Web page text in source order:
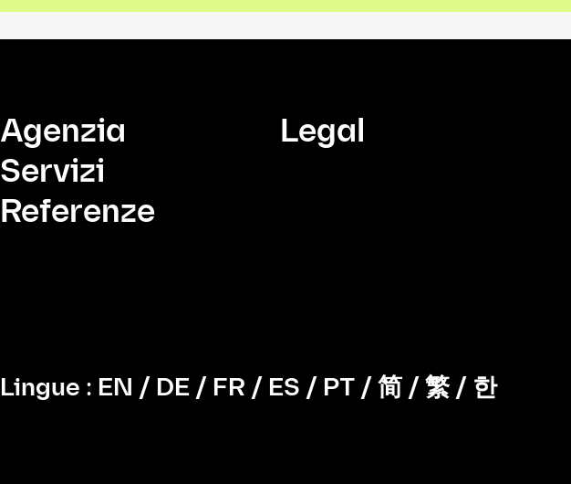
Agenzia
Servizi
Referenze
Legal
Lingue : EN / DE / FR / ES / PT / 简 / 繁 / 한